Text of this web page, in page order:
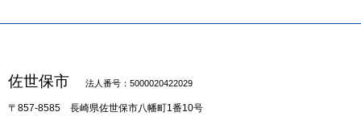
佐世保市 法人番号：5000020422029
〒857-8585 長崎県佐世保市八幡町1番10号